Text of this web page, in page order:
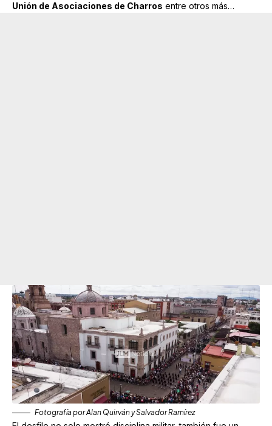
Unión de Asociaciones de Charros entre otros más…
Fotografía por Alan Quirván y Salvador Ramírez